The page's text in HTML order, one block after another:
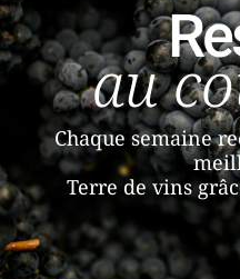
au
Chaque semaine
Terre de vins